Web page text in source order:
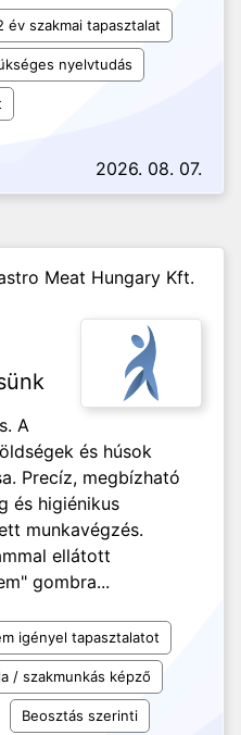
év szakmai tapasztalat
nyelvtudás
2026. 08. 07.
Meat Hungary Kft.
A
és húsok
Precíz, megbízható
és higiénikus
munkavégzés.
ellátott
gombra...
igényel tapasztalatot
/ szakmunkás képző
Beosztás szerinti